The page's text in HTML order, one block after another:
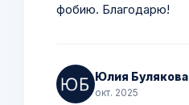
фобию. Благодарю!
Юлия Булякова
окт. 2025